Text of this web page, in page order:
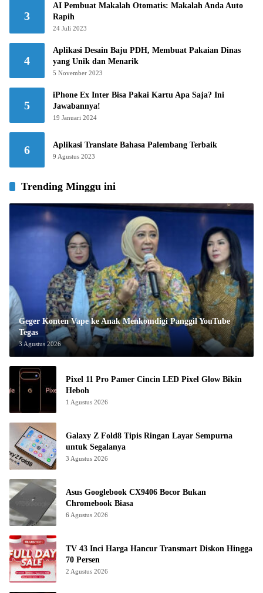
3
AI Pembuat Makalah Otomatis: Makalah Anda Auto
Rapih
24 Juli 2023
4
Aplikasi Desain Baju PDH, Membuat Pakaian Dinas
yang Unik dan Menarik
5 November 2023
5
iPhone Ex Inter Bisa Pakai Kartu Apa Saja? Ini
Jawabannya!
19 Januari 2024
6 Aplikasi Translate Bahasa Palembang Terbaik
9 Agustus 2023
Trending Minggu ini
Geger Konten Vape ke Anak Menkomdigi Panggil YouTube
Tegas
3 Agustus 2026
Pixel 11 Pro Pamer Cincin LED Pixel Glow Bikin
Heboh
1 Agustus 2026
Galaxy Z Fold8 Tipis Ringan Layar Sempurna
untuk Segalanya
3 Agustus 2026
Asus Googlebook CX9406 Bocor Bukan
Chromebook Biasa
6 Agustus 2026
TV 43 Inci Harga Hancur Transmart Diskon Hingga
70 Persen
2 Agustus 2026